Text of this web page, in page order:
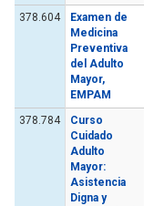
378.604
Examen de
Medicina
Preventiva
del Adulto
Mayor,
EMPAM
378.784
Curso
Cuidado
Adulto
Mayor:
Asistencia
Digna y